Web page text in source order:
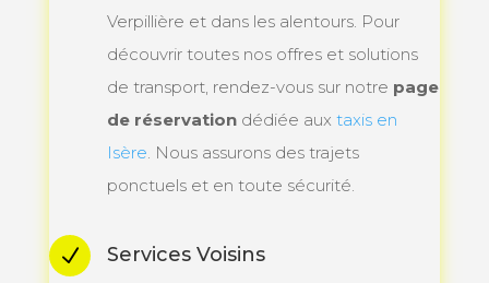
Verpillière et dans les alentours. Pour
découvrir toutes nos offres et solutions
de transport, rendez-vous sur notre page
de réservationdédiée aux taxis en
Isère . Nous assurons des trajets
ponctuels et en toute sécurité.
N Services Voisins